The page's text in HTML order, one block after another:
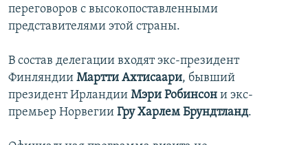
переговоров с высокопоставленными
представителями этой страны.
В состав делегации входят экс-президент
Финляндии Мартти Ахтисаари, бывший
президент Ирландии Мэри Робинсон и экс-
премьер Норвегии Гру Харлем Брундтланд.